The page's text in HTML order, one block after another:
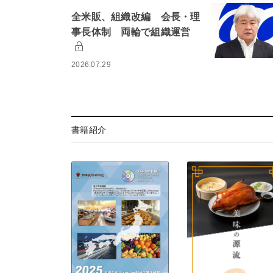
全米販、組織改編 会長・理
事長体制 両輪で組織運営
2026.07.29
書籍紹介